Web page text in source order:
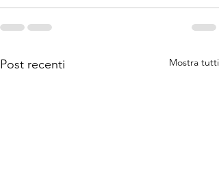
Post recenti Mostra tutti